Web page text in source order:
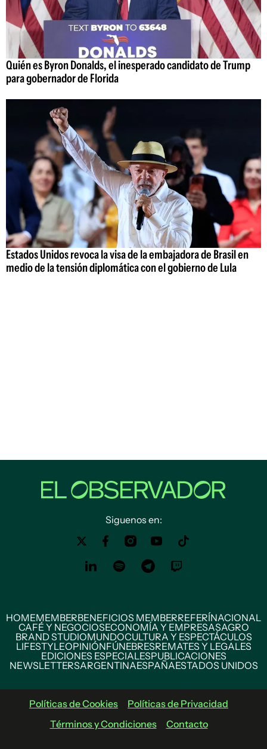
Quién es Byron Donalds, el inesperado candidato de Trump
para gobernador de Florida
Estados Unidos revoca la visa de la embajadora de Brasil en
medio de la tensión diplomática con el gobierno de Lula
Siguenos en:
HOMEMEMBERBENEFICIOS MEMBERREFERÍNACIONAL
CAFÉ Y NEGOCIOSECONOMÍA Y EMPRESASAGRO
BRAND STUDIOMUNDOCULTURA Y ESPECTÁCULOS
LIFESTYLEOPINIÓNFÚNEBRESREMATES Y LEGALES
EDICIONES ESPECIALESPUBLICACIONES
NEWSLETTERSARGENTINAESPAÑAESTADOS UNIDOS
Políticas de Cookies
Políticas de Privacidad
Términos y Condiciones
Contacto